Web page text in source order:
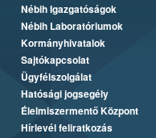
Nébih Igazgatóságok
Nébih Laboratóriumok
Kormányhivatalok
Sajtókapcsolat
Ügyfélszolgálat
Hatósági jogsegély
Élelmiszermentő Központ
Hírlevél feliratkozás